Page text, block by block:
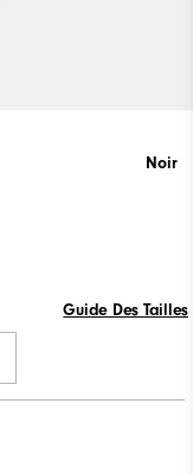
Noir
Guide Des Tailles